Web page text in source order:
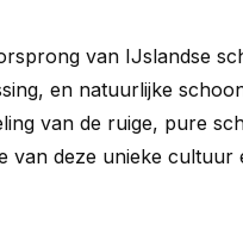
van IJslandse
en natuurlijke
van de ruige, pure
van deze unieke cultuur